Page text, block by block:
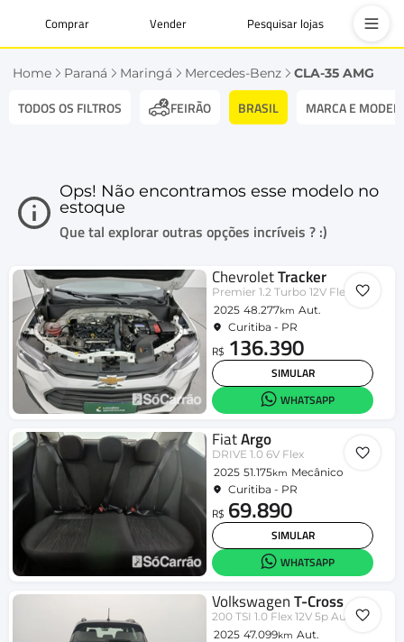
Comprar Vender Pesquisar lojas
Home Paraná Maringá Mercedes-Benz CLA-35 AMG
TODOS OS FILTROS FEIRÃO BRASIL MARCA E
Ops! Não encontramos esse modelo no
estoque
Que tal explorar outras opções incríveis ? :)
ChevroletTracker
Premier 1.2 Turbo 12V Flex Aut.
2025 48.277km Aut.
Curitiba - PR
R$ 136.390
SIMULAR
WHATSAPP
FiatArgo
DRIVE 1.0 6V Flex
2025 51.175km Mecânico
Curitiba - PR
R$ 69.890
SIMULAR
WHATSAPP
VolkswagenT-Cross
200 TSI 1.0 Flex 12V 5p Aut.
2025 47.099km Aut.